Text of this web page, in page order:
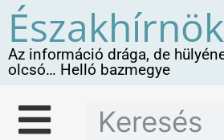
Északhírnök
Az információ drága, de
olcsó… Helló bazmegye